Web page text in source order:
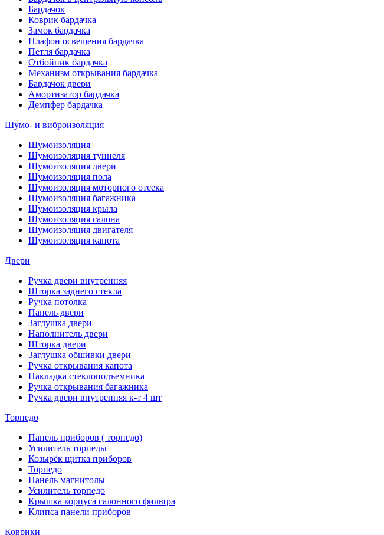
Бардачок
Коврик бардачка
Замок бардачка
Плафон освещения бардачка
Петля бардачка
Отбойник бардачка
Механизм открывания бардачка
Бардачок двери
Амортизатор бардачка
Демпфер бардачка
Шумо- и виброизоляция
Шумоизоляция
Шумоизоляция туннеля
Шумоизоляция двери
Шумоизоляция пола
Шумоизоляция моторного отсека
Шумоизоляция багажника
Шумоизоляция крыла
Шумоизоляция салона
Шумоизоляция двигателя
Шумоизоляция капота
Двери
Ручка двери внутренняя
Шторка заднего стекла
Ручка потолка
Панель двери
Заглушка двери
Наполнитель двери
Шторка двери
Заглушка обшивки двери
Ручка открывания капота
Накладка стеклоподъемника
Ручка открывания багажника
Ручка двери внутренняя к-т 4 шт
Торпедо
Панель приборов ( торпедо)
Усилитель торпеды
Козырёк щитка приборов
Торпедо
Панель магнитолы
Усилитель торпедо
Крышка корпуса салонного фильтра
Клипса панели приборов
Коврики